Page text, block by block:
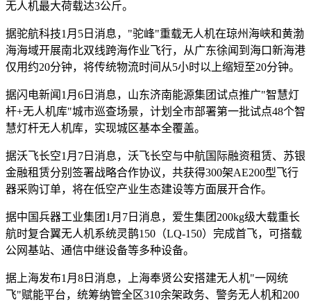
无人机最大荷载达3公斤。
据驼航科技1月5日消息，"驼峰"重载无人机在琼州海峡和黄渤
海海域开展南北双线跨海作业飞行，从广东徐闻到海口新海港
仅用约20分钟，将传统物流时间从5小时以上缩短至20分钟。
据闪电新闻1月6日消息，山东济南能源集团试点推广"智慧灯
杆+无人机库"城市巡查场景，计划全市部署第一批试点48个智
慧灯杆无人机库，实现城区基本全覆盖。
据沃飞长空1月7日消息，沃飞长空与中航国际融资租赁、苏银
金融租赁分别签署战略合作协议，共获得300架AE200型飞行
器采购订单，将在低空产业生态建设等方面展开合作。
据中国兵器工业集团1月7日消息，爱生集团200kg级大载重长
航时复合翼无人机系统灵鹊150（LQ-150）完成首飞，可搭载
公网基站、通信中继设备等多种设备。
据上海发布1月8日消息，上海奉贤公安搭建无人机"一网统
飞"赋能平台，统筹纳管全区310余架政务、警务无人机和200